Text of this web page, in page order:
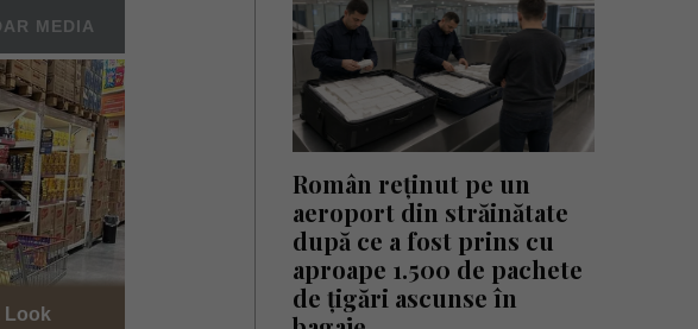
Român reținut pe un
aeroport din străinătate
după ce a fost prins cu
aproape 1.500 de pachete
de țigări ascunse în